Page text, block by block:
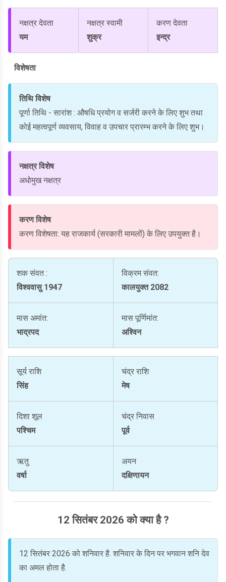
नक्षत्र देवता
यम
नक्षत्र स्वामी
शुक्र
करण देवता
इन्द्र
विशेषता
तिथि विशेष
पूर्णा तिथि - सारांश : औषधि प्रयोग व सर्जरी करने के लिए शुभ तथा
कोई महत्वपूर्ण व्यवसाय, विवाह व उपचार प्रारम्भ करने के लिए शुभ।
नक्षत्र विशेष
अधोमुख नक्षत्र
करण विशेष
करण विशेषता: यह राजकार्य (सरकारी मामलों) के लिए उपयुक्त है।
शक संवत :
विश्ववासु 1947
विक्रम संवत:
कालयुक्त 2082
मास अमांत:
भाद्रपद
मास पूर्णिमांत:
अश्विन
सूर्य राशि
सिंह
चंद्र राशि
मेष
दिशा शूल
पश्चिम
चंद्र निवास
पूर्व
ऋतु
वर्षा
अयन
दक्षिणायन
12 सितंबर 2026 को क्या है ?
12 सितंबर 2026 को शनिवार है. शनिवार के दिन पर भगवान शनि देव
का अमल होता है.